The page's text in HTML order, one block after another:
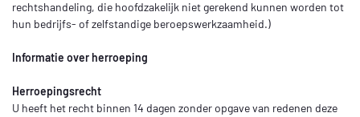
rechtshandeling, die hoofdzakelijk niet gerekend kunnen worden tot
hun bedrijfs- of zelfstandige beroepswerkzaamheid.)
Informatie over herroeping
Herroepingsrecht
U heeft het recht binnen 14 dagen zonder opgave van redenen deze